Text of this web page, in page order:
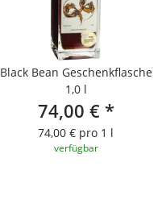
Black Bean Geschenkflasche
1,0 l
74,00 € *
74,00 € pro 1 l
verfügbar